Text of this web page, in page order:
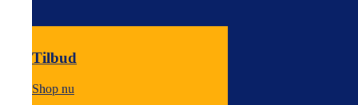
Tilbud
Shop nu